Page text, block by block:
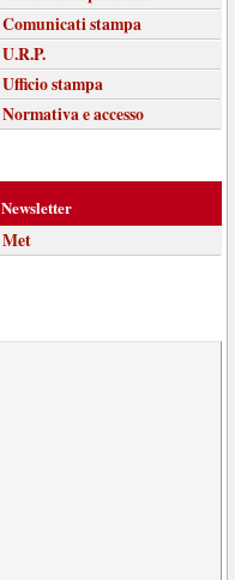
Comunicati stampa
U.R.P.
Ufficio stampa
Normativa e accesso
Newsletter
Met